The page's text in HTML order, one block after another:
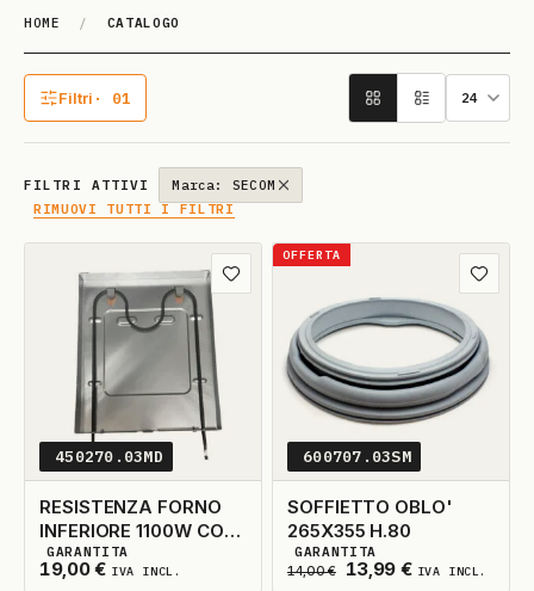
HOME / CATALOGO
Catalogo
Filtri · 01
1 filtro attivo
FILTRI ATTIVI
Marca: SECOM
RIMUOVI TUTTI I FILTRI
Aggiungi ai preferiti
450270.03MD
RESISTENZA FORNO
INFERIORE 1100W CON
CONTENITORE
SEKOM/MIDEA
19,00€ IVA INCL.
8DISPONIBILI
GARANTITA
OFFERTA
600707.03SM
SOFFIETTO OBLO'
265X355 H.80
14,00€ Il prezzo originale
13,99 €Il prezzo
IVA INCL.
2DISPONIBILI
GARANTITA